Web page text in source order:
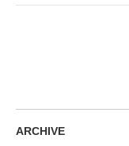
ARCHIVE